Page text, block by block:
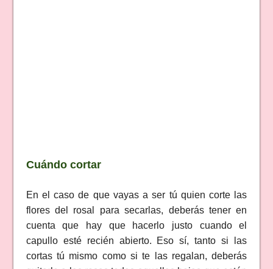
Cuándo cortar
En el caso de que vayas a ser tú quien corte las
flores del rosal para secarlas, deberás tener en
cuenta que hay que hacerlo justo cuando el
capullo esté recién abierto. Eso sí, tanto si las
cortas tú mismo como si te las regalan, deberás